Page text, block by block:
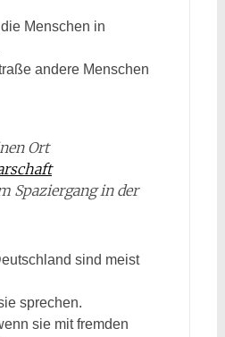
die Menschen in
andere Menschen
Ort
Spaziergang in der
sind meist
sprechen.
sie mit fremden